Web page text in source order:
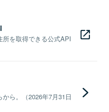
を取得できる公式API
ら。（2026年7月31日